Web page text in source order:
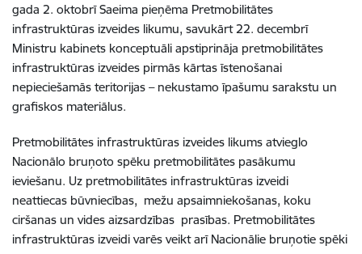
gada 2. oktobrī Saeima pieņēma Pretmobilitātes
infrastruktūras izveides likumu, savukārt 22. decembrī
Ministru kabinets konceptuāli apstiprināja pretmobilitātes
infrastruktūras izveides pirmās kārtas īstenošanai
nepieciešamās teritorijas – nekustamo īpašumu sarakstu un
grafiskos materiālus.
Pretmobilitātes infrastruktūras izveides likums atvieglo
Nacionālo bruņoto spēku pretmobilitātes pasākumu
ieviešanu. Uz pretmobilitātes infrastruktūras izveidi
neattiecas būvniecības, mežu apsaimniekošanas, koku
ciršanas un vides aizsardzības prasības. Pretmobilitātes
infrastruktūras izveidi varēs veikt arī Nacionālie bruņotie spēki